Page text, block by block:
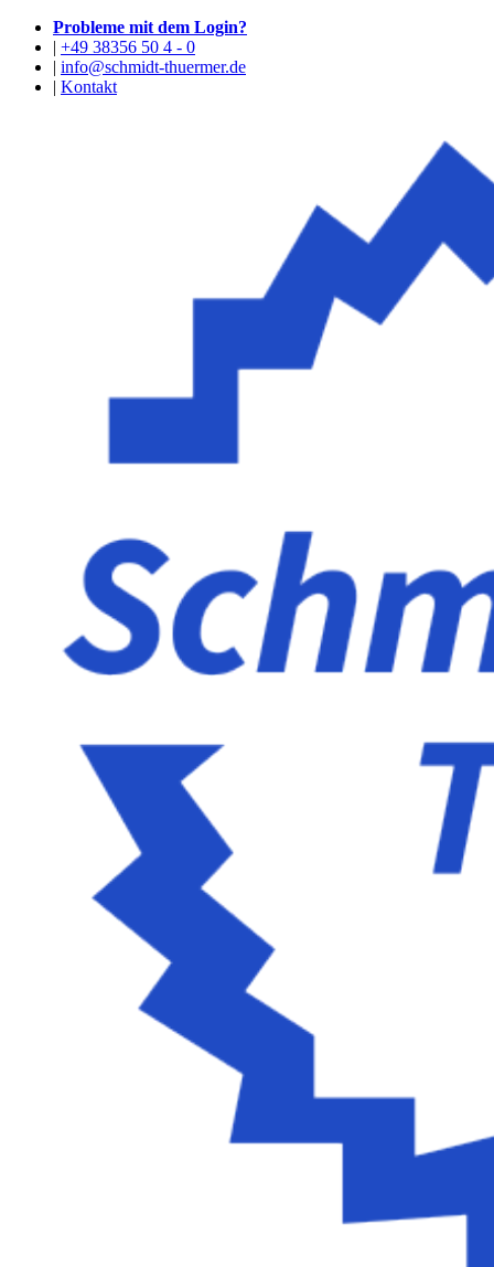
Probleme mit dem Login?
| +49 38356 50 4 - 0
| info@schmidt-thuermer.de
| Kontakt